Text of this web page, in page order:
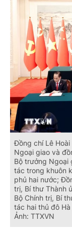
Đồng chí Lê Hoài
Ngoại giao và
Bộ trưởng Ngoại
tác trong khuôn
phủ hai nước;
trị, Bí thư Thành
Bộ Chính trị, Bí
tác hai thủ đô
Ảnh: TTXVN